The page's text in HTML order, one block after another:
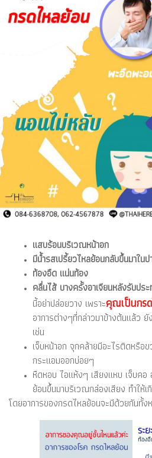
แสบร้อนบริเวณหน้าอก
มีน้ำรสเปรี้ยวไหลย้อนกลับขึ้นมาใน
ท้องอืด แน่นท้อง
คลื่นไส้ บางครั้งอาเจียนหลังรับประ
นี้อย่าปล่อยวาง เพราะคุณเป็นกร
อาการต่างๆที่กล่าวมาข้างต้นแล้ว
เช่น
เจ็บหน้าอก จุกคล้ายมีอะไรติดหรือ
กระแอมออกบ่อยๆ
หืดหอบ ไอแห้งๆ เสียงแหบ เจ็บคอ
ย้อนขึ้นมาบริเวณกล่องเสียง ทำให้เ
โดยอาการของกรดไหลย้อนจะมีด้วยกันทั้